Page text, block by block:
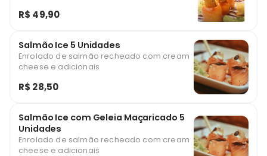
R$ 49,90
Salmão Ice 5 Unidades
Enrolado de salmão recheado com cream
cheese e adicionais
R$ 28,50
Salmão Ice com Geleia Maçaricado 5
Unidades
Enrolado de salmão recheado com cream
cheese e adicionais